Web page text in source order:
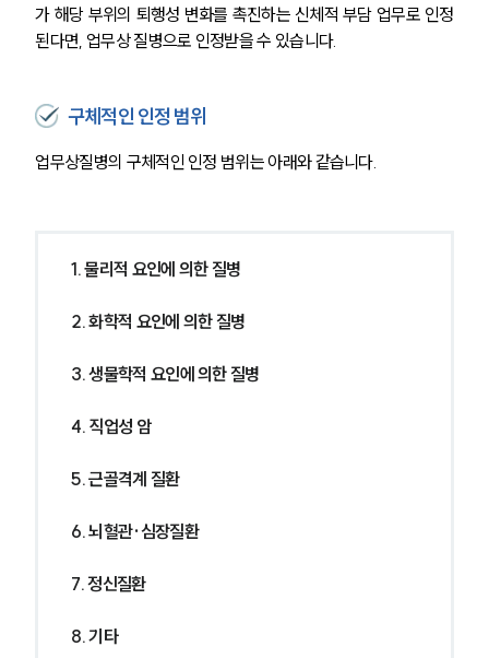
가 해당 부위의 퇴행성 변화를 촉진하는 신체적 부담 업무로 인정
된다면, 업무상 질병으로 인정받을 수 있습니다.
구체적인 인정 범위
업무상질병의 구체적인 인정 범위는 아래와 같습니다.
1. 물리적 요인에 의한 질병
2. 화학적 요인에 의한 질병
3. 생물학적 요인에 의한 질병
4. 직업성 암
5. 근골격계 질환
6. 뇌혈관·심장질환
7. 정신질환
8. 기타